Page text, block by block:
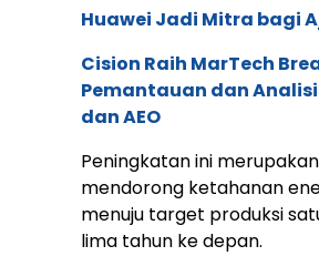
Huawei Jadi Mitra bagi
Cision Raih MarTech
Pemantauan dan
dan AEO
Peningkatan ini
mendorong ketahanan
menuju target produksi
lima tahun ke depan.